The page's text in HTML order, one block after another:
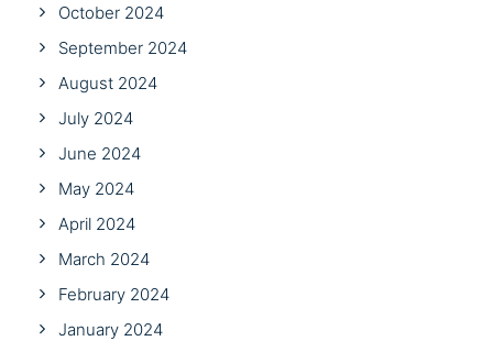
October 2024
September 2024
August 2024
July 2024
June 2024
May 2024
April 2024
March 2024
February 2024
January 2024